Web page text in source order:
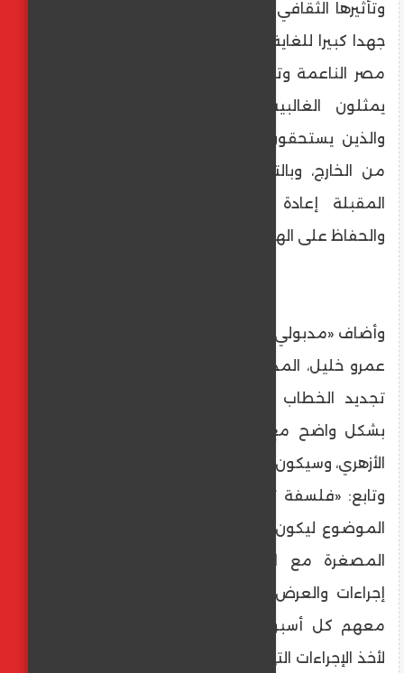
وتأثيرها الثقافي والحضاري، وهذا الملف يحتاج
جهدا كبيرا للغاية الفترة المقبلة لاستعادة قوة
مصر الناعمة وتأثيرها داخليا على شبابنا الذين
يمثلون الغالبية العظمى من المواطنين،
والذين يستحقون جزءا من المحتوى الثقافي
من الخارج، وبالتالي من المهم للغاية الفترة
المقبلة إعادة جذب فئة الشباب والهوية
والحفاظ على الهوية الوطنية.
وأضاف «مدبولي»، خلال لقاء خاص مع الإعلامي
عمرو خليل، المذاع على قناة «إكسترا نيوز»، أن
تجديد الخطاب الديني كان جزءا من الحديث
بشكل واضح مع وزير الأوقاف الدكتور أسامة
الأزهري، وسيكون أولوية قصوى من عمله.
وتابع: «فلسفة تعيين نائب لرئيس الوزراء لهذا
الموضوع ليكون تركيزه الشديد مع المجموعة
المصغرة مع الوزراء بصورة أسبوعية لأخذ
إجراءات والعرض على مجلس الوزراء وسأكون
معهم كل أسبوعين أو ثلاثة مع المجموعة
لأخذ الإجراءات التي من شأنها الإسراع في عملية